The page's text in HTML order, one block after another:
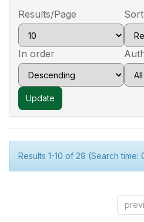
Results/Page
In order
Results 1-10 of 29 (Search time: